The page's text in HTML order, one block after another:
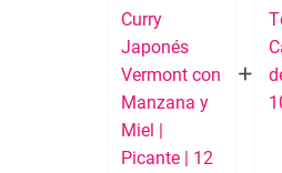
Curry
Japonés
Vermont con
Manzana y
Miel |
Picante | 12